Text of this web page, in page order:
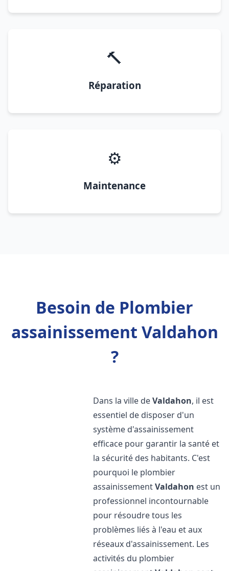
🔨
Réparation
⚙️
Maintenance
Besoin de Plombier
assainissement Valdahon
?
Dans la ville deValdahon, il est
essentiel de disposer d'un
système d'assainissement
efficace pour garantir la santé et
la sécurité des habitants. C'est
pourquoi le plombier
assainissementValdahon est un
professionnel incontournable
pour résoudre tous les
problèmes liés à l'eau et aux
réseaux d'assainissement. Les
activités du plombier